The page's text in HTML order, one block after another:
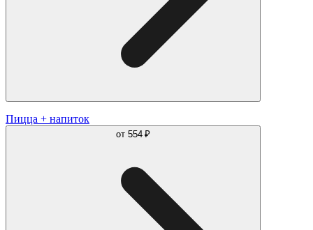
Пицца + напиток
от 554 ₽